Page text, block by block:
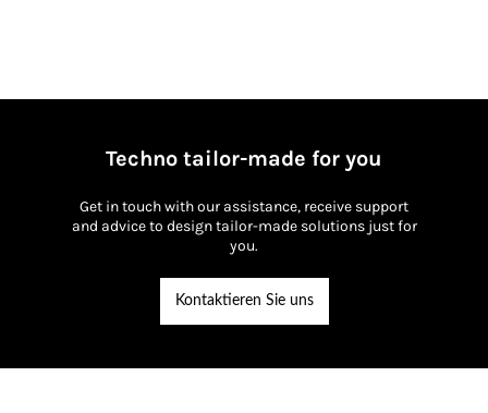
Techno tailor-made for you
Get in touch with our assistance, receive support
and advice to design tailor-made solutions just for
you.
Kontaktieren Sie uns